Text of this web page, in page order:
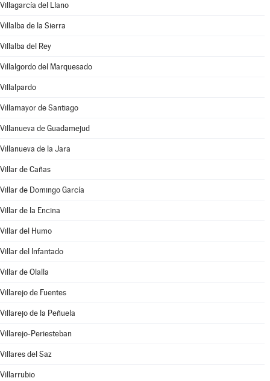
Villagarcía del Llano
Villalba de la Sierra
Villalba del Rey
Villalgordo del Marquesado
Villalpardo
Villamayor de Santiago
Villanueva de Guadamejud
Villanueva de la Jara
Villar de Cañas
Villar de Domingo García
Villar de la Encina
Villar del Humo
Villar del Infantado
Villar de Olalla
Villarejo de Fuentes
Villarejo de la Peñuela
Villarejo-Periesteban
Villares del Saz
Villarrubio